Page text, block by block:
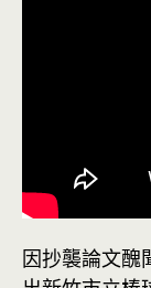
因抄襲論文醜